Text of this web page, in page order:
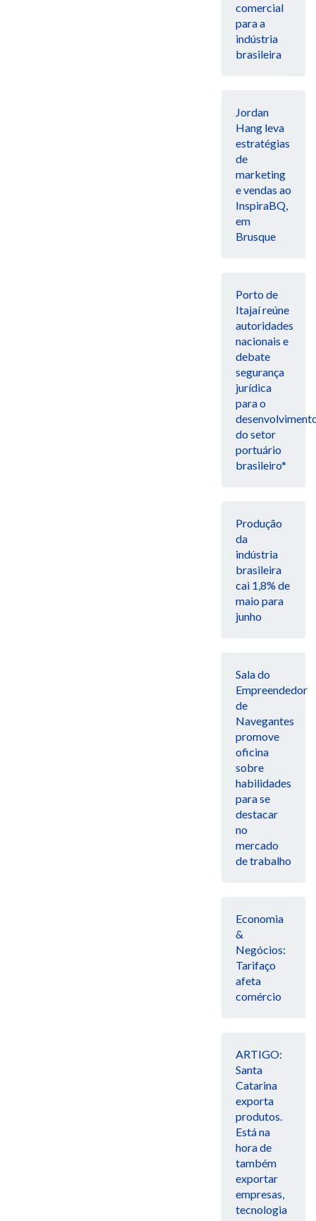
comercial
para a
indústria
brasileira
Jordan
Hang leva
estratégias
de
marketing
e vendas ao
InspiraBQ,
em
Brusque
Porto de
Itajaí reúne
autoridades
nacionais e
debate
segurança
jurídica
para o
do setor
portuário
brasileiro*
Produção
da
indústria
brasileira
cai 1,8% de
maio para
junho
Sala do
Empreendedor
de
Navegantes
promove
oficina
sobre
habilidades
para se
destacar
no
mercado
de trabalho
Economia
&
Negócios:
Tarifaço
afeta
comércio
ARTIGO:
Santa
Catarina
exporta
produtos.
Está na
hora de
também
exportar
empresas,
tecnologia